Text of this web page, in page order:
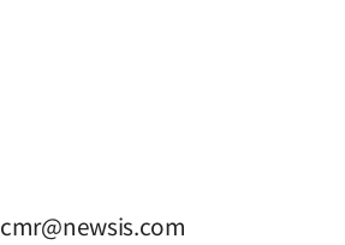
cmr@newsis.com